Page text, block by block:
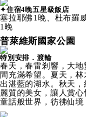
✦住宿4晚五星級飯店
塞拉耶佛1晚、杜布羅
1晚
普萊維斯國家公園
特別安排．渡輪
春天，春雷剎響，大
間充滿希望。夏天，
出湛藍的湖水。秋天
麗質的美女，讓人賞
童話般世界，彷彿仙境